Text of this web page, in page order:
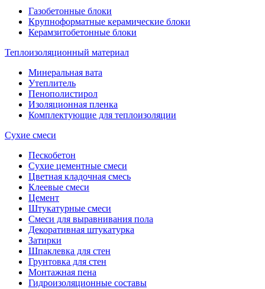
Газобетонные блоки
Крупноформатные керамические блоки
Керамзитобетонные блоки
Теплоизоляционный материал
Минеральная вата
Утеплитель
Пенополистирол
Изоляционная пленка
Комплектующие для теплоизоляции
Сухие смеси
Пескобетон
Сухие цементные смеси
Цветная кладочная смесь
Клеевые смеси
Цемент
Штукатурные смеси
Смеси для выравнивания пола
Декоративная штукатурка
Затирки
Шпаклевка для стен
Грунтовка для стен
Монтажная пена
Гидроизоляционные составы